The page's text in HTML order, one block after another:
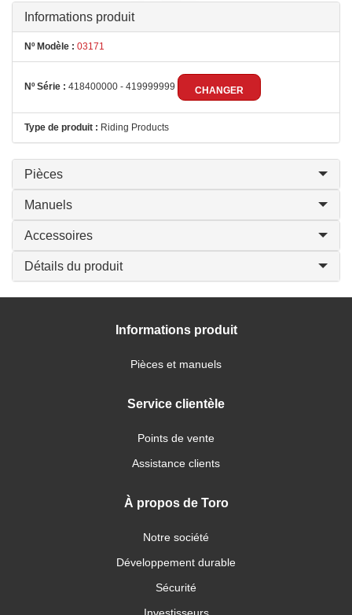
Informations produit
Nº Modèle : 03171
Nº Série : 418400000 - 419999999 CHANGER
Type de produit : Riding Products
Pièces
Manuels
Accessoires
Détails du produit
Informations produit
Pièces et manuels
Service clientèle
Points de vente
Assistance clients
À propos de Toro
Notre société
Développement durable
Sécurité